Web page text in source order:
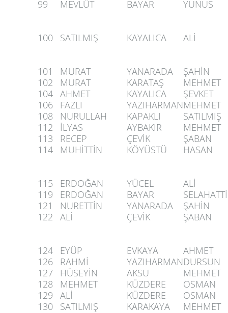
99 MEVLÜT BAYAR YUNUS
100 SATILMIŞ KAYALICA ALİ
101 MURAT YANARADA
ŞAHİN
102
MURAT KARATAŞ
MEHMET
104 AHMET KAYALICA
ŞEVKET
106
FAZLI YAZIHARMANMEHMET
108
NURULLAH KAPAKLI
SATILMIŞ
112
İLYAS AYBAKIR
MEHMET
113
RECEP ÇEVİK
ŞABAN
114
MUHİTTİN KÖYÜSTÜ HASAN
115 ERDOĞAN YÜCEL
ALİ
119
ERDOĞAN BAYAR
121
NURETTİN YANARADA
ŞAHİN
122
ALİ ÇEVİK ŞABAN
124 EYÜP EVKAYA
AHMET
126
RAHMİ YAZIHARMANDURSUN
127
HÜSEYİN AKSU
MEHMET
128
MEHMET KÜZDERE
OSMAN
129
ALİ KÜZDERE
OSMAN
130
SATILMIŞ KARAKAYA MEHMET